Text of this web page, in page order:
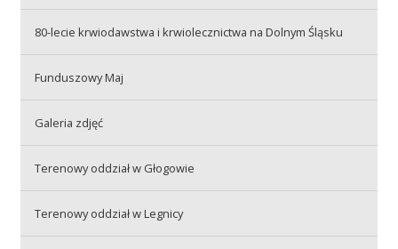
Akcje wyjazdowe
80-lecie krwiodawstwa i krwiolecznictwa na Dolnym Śląsku
Funduszowy Maj
Galeria zdjęć
Terenowy oddział w Głogowie
Terenowy oddział w Legnicy